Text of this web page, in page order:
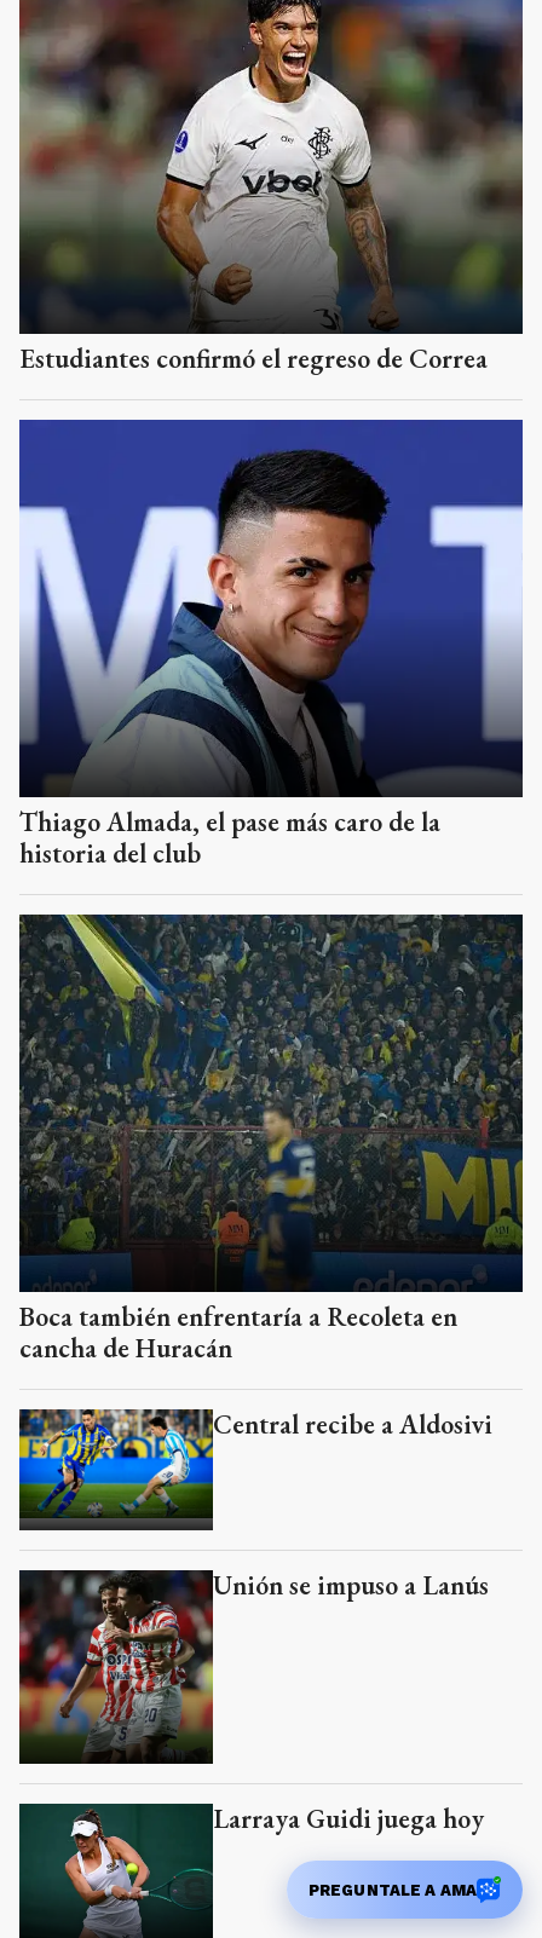
Estudiantes confirmó el regreso de Correa
Thiago Almada, el pase más caro de la
historia del club
Boca también enfrentaría a Recoleta en
cancha de Huracán
Central recibe a Aldosivi
Unión se impuso a Lanús
Larraya Guidi juega hoy
PREGUNTALE A AMA